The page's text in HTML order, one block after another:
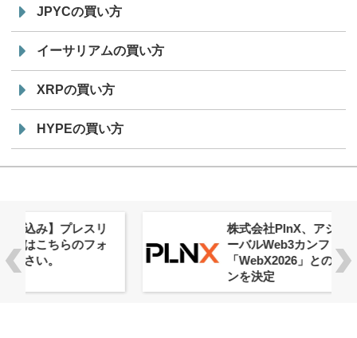
JPYCの買い方
イーサリアムの買い方
XRPの買い方
HYPEの買い方
株式会社PlnX、アジア最大級のグロ
ーバルWeb3カンファレンス
「WebX2026」とのコラボレーショ